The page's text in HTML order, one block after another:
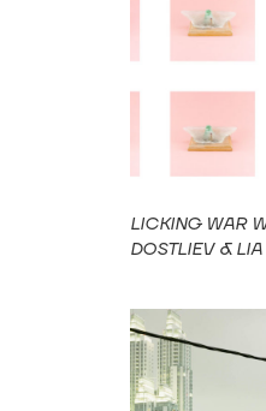
LICKING WAR
DOSTLIEV &